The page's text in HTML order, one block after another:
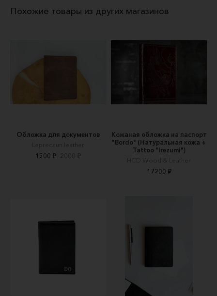
Похожие товары из других магазинов
Обложка для документов
Leprecaun leather
1500 ₽ 2000 ₽
Кожаная обложка на паспорт
"Bordo" (Натуральная кожа +
Tattoo "Irezumi")
HCD Wood & Leather
17200 ₽